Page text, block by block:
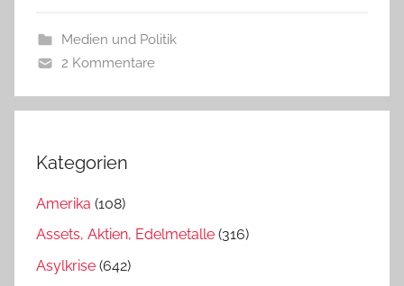
Medien und Politik
2 Kommentare
Kategorien
Amerika (108)
Assets, Aktien, Edelmetalle (316)
Asylkrise (642)